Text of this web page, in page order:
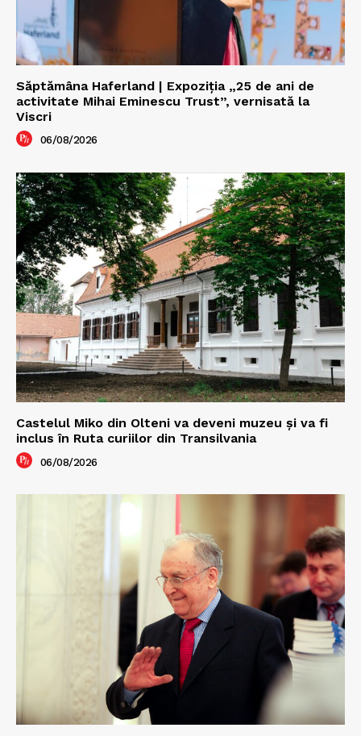
Săptămâna Haferland | Expoziţia „25 de ani de
activitate Mihai Eminescu Trust”, vernisată la
Viscri
06/08/2026
Castelul Miko din Olteni va deveni muzeu şi va fi
inclus în Ruta curiilor din Transilvania
06/08/2026